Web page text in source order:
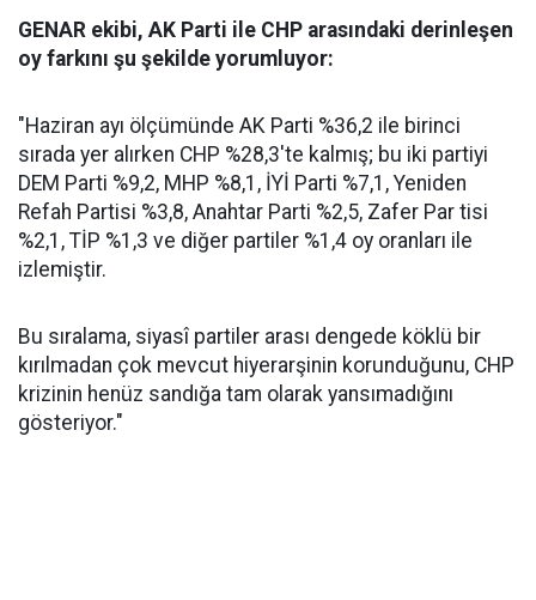
GENAR ekibi, AK Parti ile CHP arasındaki derinleşen
oy farkını şu şekilde yorumluyor:
"Haziran ayı ölçümünde AK Parti %36,2 ile birinci
sırada yer alırken CHP %28,3'te kalmış; bu iki partiyi
DEM Parti %9,2, MHP %8,1, İYİ Parti %7,1, Yeniden
Refah Partisi %3,8, Anahtar Parti %2,5, Zafer Par tisi
%2,1, TİP %1,3 ve diğer partiler %1,4 oy oranları ile
izlemiştir.
Bu sıralama, siyasî partiler arası dengede köklü bir
kırılmadan çok mevcut hiyerarşinin korunduğunu, CHP
krizinin henüz sandığa tam olarak yansımadığını
gösteriyor."